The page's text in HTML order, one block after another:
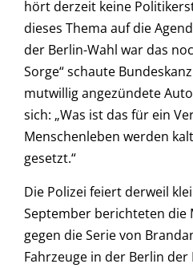
hört derzeit keine
dieses Thema auf die
der Berlin-Wahl war das
Sorge“ schaute
mutwillig angezündete
sich: „Was ist das für ein
Menschenleben werden
gesetzt.“
Die Polizei feiert derweil
September berichteten die
gegen die Serie von
Fahrzeuge in der Berlin